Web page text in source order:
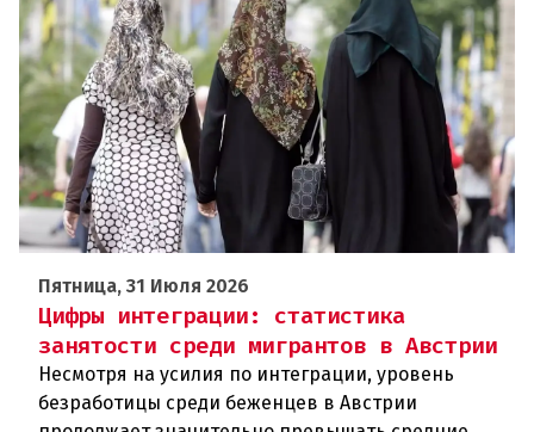
Пятница, 31 Июля 2026
Цифры интеграции: статистика
занятости среди мигрантов в Австрии
Несмотря на усилия по интеграции, уровень
безработицы среди беженцев в Австрии